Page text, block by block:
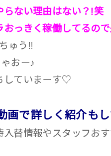
らない理由はない？!笑
おっきく稼働してるの
ゅう!!
おー♪
していまーす♡
画で詳しく紹介も
入替情報やスタッフお